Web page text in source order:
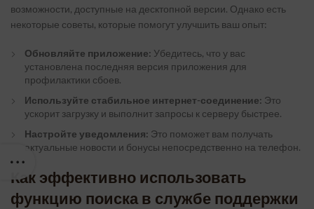
возможности, доступные на десктопной версии. Однако есть
некоторые советы, которые помогут улучшить ваш опыт:
Обновляйте приложение: Убедитесь, что у вас
установлена последняя версия приложения для
профилактики сбоев.
Используйте стабильное интернет-соединение: Это
ускорит загрузку и выполнит запросы к серверу быстрее.
Настройте уведомления: Это поможет вам получать
актуальные новости и бонусы непосредственно на телефон.
Как эффективно использовать
функцию поиска в службе поддержки